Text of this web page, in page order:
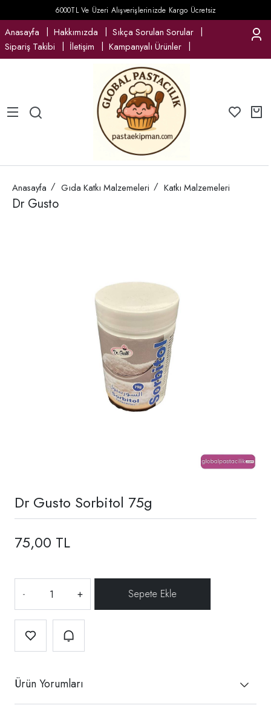
6000TL Ve Üzeri Alışverişlerinizde Kargo Ücretsiz
Anasayfa Hakkımızda
Sıkça Sorulan Sorular
Sipariş Takibi
İletişim Kampanyalı Ürünler
Anasayfa Gıda Katkı Malzemeleri Katkı Malzemeleri
Dr Gusto
Dr Gusto Sorbitol 75g
75,00 TL
- +
Ürün Yorumları